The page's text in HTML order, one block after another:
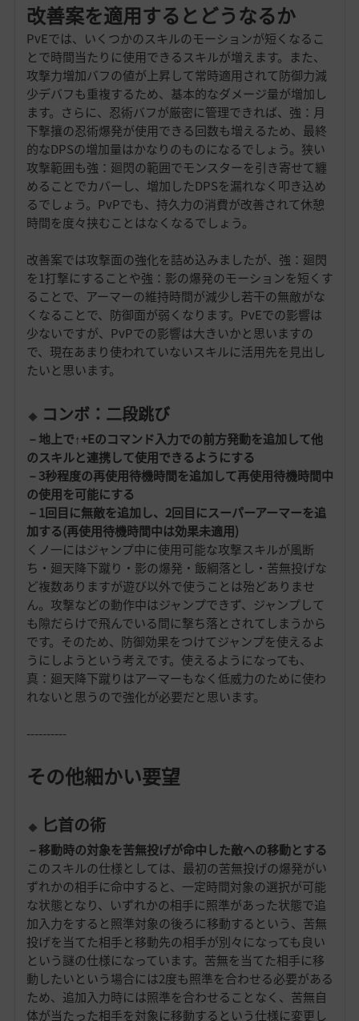
改善案を適用するとどうなるか
PvEでは、いくつかのスキルのモーションが短くなるこ
とで時間当たりに使用できるスキルが増えます。また、
攻撃力増加バフの値が上昇して常時適用されて防御力減
少デバフも重複するため、基本的なダメージ量が増加し
ます。さらに、忍術バフが厳密に管理できれば、強：月
下撃攘の忍術爆発が使用できる回数も増えるため、最終
的なDPSの増加量はかなりのものになるでしょう。狭い
攻撃範囲も強：廻閃の範囲でモンスターを引き寄せて纏
めることでカバーし、増加したDPSを漏れなく叩き込め
るでしょう。PvPでも、持久力の消費が改善されて休憩
時間を度々挟むことはなくなるでしょう。
改善案では攻撃面の強化を詰め込みましたが、強：廻閃
を1打撃にすることや強：影の爆発のモーションを短くす
ることで、アーマーの維持時間が減少し若干の無敵がな
くなることで、防御面が弱くなります。PvEでの影響は
少ないですが、PvPでの影響は大きいかと思いますの
で、現在あまり使われていないスキルに活用先を見出し
たいと思います。
コンボ：二段跳び
－地上で↑+Eのコマンド入力での前方発動を追加して他
のスキルと連携して使用できるようにする
－3秒程度の再使用待機時間を追加して再使用待機時間中
の使用を可能にする
－1回目に無敵を追加し、2回目にスーパーアーマーを追
加する(再使用待機時間中は効果未適用)
くノ一にはジャンプ中に使用可能な攻撃スキルが風断
ち・廻天降下蹴り・影の爆発・飯綱落とし・苦無投げな
ど複数ありますが遊び以外で使うことは殆どありませ
ん。攻撃などの動作中はジャンプできず、ジャンプして
も隙だらけで飛んでいる間に撃ち落とされてしまうから
です。そのため、防御効果をつけてジャンプを使えるよ
うにしようという考えです。使えるようになっても、
真：廻天降下蹴りはアーマーもなく低威力のために使わ
れないと思うので強化が必要だと思います。
----------
その他細かい要望
匕首の術
－移動時の対象を苦無投げが命中した敵への移動とする
このスキルの仕様としては、最初の苦無投げの爆発がい
ずれかの相手に命中すると、一定時間対象の選択が可能
な状態となり、いずれかの相手に照準があった状態で追
加入力をすると照準対象の後ろに移動するという、苦無
投げを当てた相手と移動先の相手が別々になっても良い
という謎の仕様になっています。苦無を当てた相手に移
動したいという場合には2度も照準を合わせる必要がある
ため、追加入力時には照準を合わせることなく、苦無自
体が当たった相手を対象に移動するという仕様に変更し